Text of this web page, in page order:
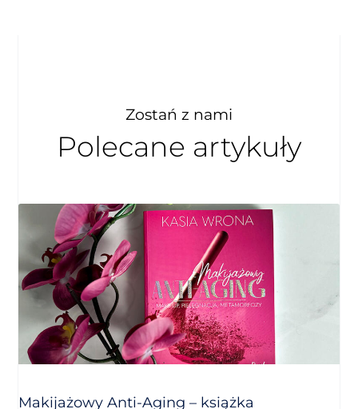
Zostań z nami
Polecane artykuły
Makijażowy Anti-Aging – książka